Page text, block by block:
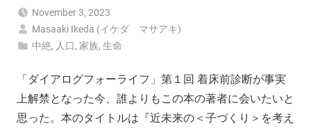
November 3, 2023
Masaaki Ikeda (イケダ マサアキ)
中絶, 人口,家族,生命
「ダイアログフォーライフ」第１回 着床前診断が事実
上解禁となった今、誰よりもこの本の著者に会いたいと
思った。本のタイトルは『近未来の＜子づくり＞を考え